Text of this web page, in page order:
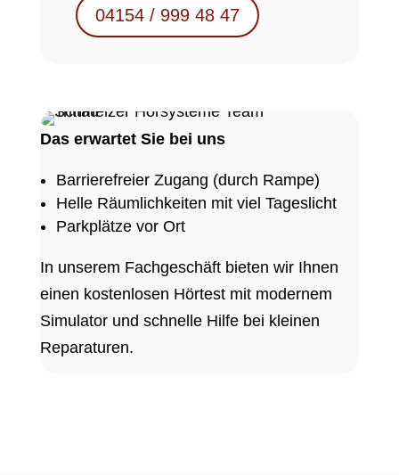
04154 / 999 48 47
Das erwartet Sie bei uns
Barrierefreier Zugang (durch Rampe)
Helle Räumlichkeiten mit viel Tageslicht
Parkplätze vor Ort
In unserem Fachgeschäft bieten wir Ihnen
einen kostenlosen Hörtest mit modernem
Simulator und schnelle Hilfe bei kleinen
Reparaturen.